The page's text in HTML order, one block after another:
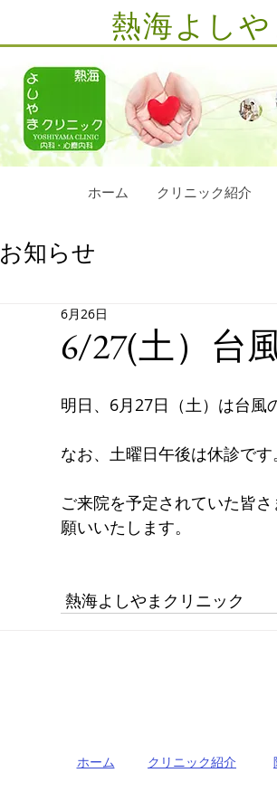
熱海よし
ホーム クリニック紹介
6/27(土）台
6月26日
明日、6月27日（土）は台風
なお、土曜日午後は休診です。
ご来院を予定されていた皆
願いいたします。
熱海よしやまクリ
お知らせ
ホーム クリニック紹介